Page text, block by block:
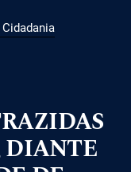
DIANTE